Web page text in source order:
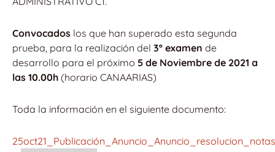
Convocados los que han superado esta segunda
prueba, para la realización del 3º examen de
desarrollo para el próximo 5 de Noviembre de 2021 a
las 10.00h (horario CANAARIAS)
Toda la información en el siguiente documento: